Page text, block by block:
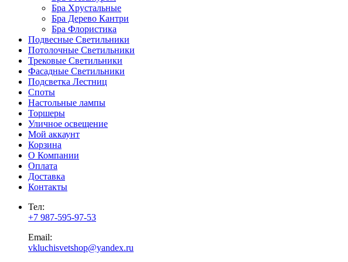
Бра Хрустальные
Бра Дерево Кантри
Бра Флористика
Подвесные Светильники
Потолочные Светильники
Трековые Светильники
Фасадные Светильники
Подсветка Лестниц
Споты
Настольные лампы
Торшеры
Уличное освещение
Мой аккаунт
Корзина
О Компании
Оплата
Доставка
Контакты
Тел:
+7 987-595-97-53
Email:
vkluchisvetshop@yandex.ru